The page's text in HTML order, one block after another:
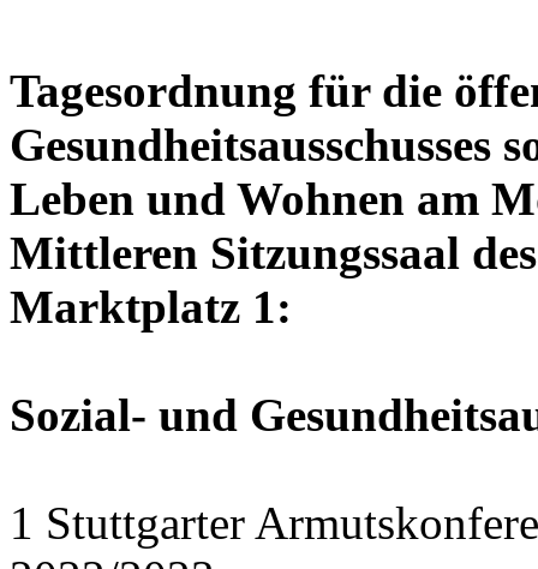
Tagesordnung für die
Gesundheitsausschusses
Leben und Wohnen am
Mittleren Sitzungssaal
Marktplatz 1:
Sozial- und
1 Stuttgarter